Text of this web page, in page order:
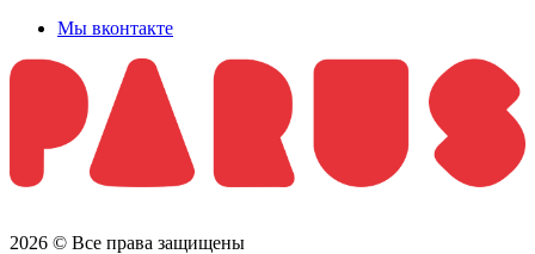
Мы вконтакте
2026 © Все права защищены